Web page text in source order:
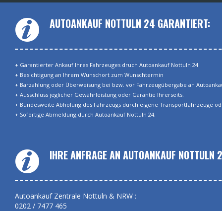
AUTOANKAUF NOTTULN 24 GARANTIERT:
+ Garantierter Ankauf Ihres Fahrzeuges druch Autoankauf Nottuln 24
+ Besichtigung an Ihrem Wunschort zum Wunschtermin
+ Barzahlung oder Überweisung bei bzw. vor Fahrzeugübergabe an
+ Ausschluss jeglicher Gewährleistung oder Garantie Ihrerseits.
+ Bundesweite Abholung des Fahrzeugs durch eigene Transportfahrzeuge
+ Sofortige Abmeldung durch Autoankauf Nottuln 24.
IHRE ANFRAGE AN AUTOANKAUF NOTTULN
Autoankauf Zentrale Nottuln & NRW :
0202 / 7477 465